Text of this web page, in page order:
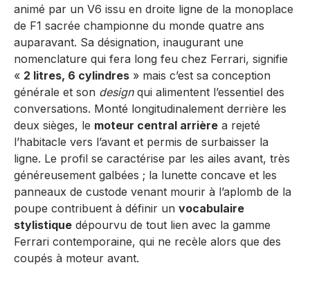
animé par un V6 issu en droite ligne de la monoplace
de F1 sacrée championne du monde quatre ans
auparavant. Sa désignation, inaugurant une
nomenclature qui fera long feu chez Ferrari, signifie
« 2 litres, 6 cylindres » mais c’est sa conception
générale et son designqui alimentent l’essentiel des
conversations. Monté longitudinalement derrière les
deux sièges, le moteur central arrière a rejeté
l’habitacle vers l’avant et permis de surbaisser la
ligne. Le profil se caractérise par les ailes avant, très
généreusement galbées ; la lunette concave et les
panneaux de custode venant mourir à l’aplomb de la
poupe contribuent à définir un vocabulaire
stylistique dépourvu de tout lien avec la gamme
Ferrari contemporaine, qui ne recèle alors que des
coupés à moteur avant.